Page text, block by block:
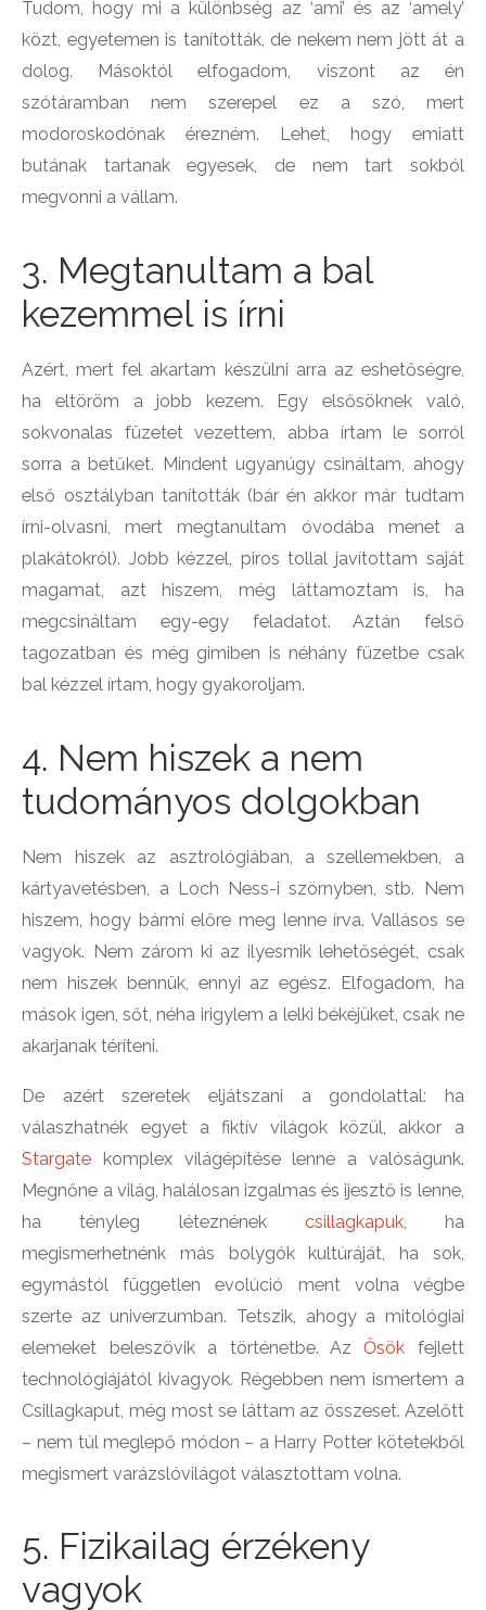
Tudom, hogy mi a különbség az ‘ami’ és az ‘amely’
közt, egyetemen is tanították, de nekem nem jött át a
dolog. Másoktól elfogadom, viszont az én
szótáramban nem szerepel ez a szó, mert
modoroskodónak érezném. Lehet, hogy emiatt
butának tartanak egyesek, de nem tart sokból
megvonni a vállam.
3. Megtanultam a bal
kezemmel is írni
Azért, mert fel akartam készülni arra az eshetőségre,
ha eltöröm a jobb kezem. Egy elsősöknek való,
sokvonalas füzetet vezettem, abba írtam le sorról
sorra a betűket. Mindent ugyanúgy csináltam, ahogy
első osztályban tanították (bár én akkor már tudtam
írni-olvasni, mert megtanultam óvodába menet a
plakátokról). Jobb kézzel, piros tollal javítottam saját
magamat, azt hiszem, még láttamoztam is, ha
megcsináltam egy-egy feladatot. Aztán felső
tagozatban és még gimiben is néhány füzetbe csak
bal kézzel írtam, hogy gyakoroljam.
4. Nem hiszek a nem
tudományos dolgokban
Nem hiszek az asztrológiában, a szellemekben, a
kártyavetésben, a Loch Ness-i szörnyben, stb. Nem
hiszem, hogy bármi előre meg lenne írva. Vallásos se
vagyok. Nem zárom ki az ilyesmik lehetőségét, csak
nem hiszek bennük, ennyi az egész. Elfogadom, ha
mások igen, sőt, néha irigylem a lelki békéjüket, csak ne
akarjanak téríteni.
De azért szeretek eljátszani a gondolattal: ha
válaszhatnék egyet a fiktív világok közül, akkor a
Stargate komplex világépítése lenne a valóságunk.
Megnőne a világ, halálosan izgalmas és ijesztő is lenne,
ha tényleg léteznének csillagkapuk, ha
megismerhetnénk más bolygók kultúráját, ha sok,
egymástól független evolúció ment volna végbe
szerte az univerzumban. Tetszik, ahogy a mitológiai
elemeket beleszövik a történetbe. AzŐsök fejlett
technológiájától kivagyok. Régebben nem ismertem a
Csillagkaput, még most se láttam az összeset. Azelőtt
– nem túl meglepő módon – a Harry Potter kötetekből
megismert varázslóvilágot választottam volna.
5. Fizikailag érzékeny
vagyok